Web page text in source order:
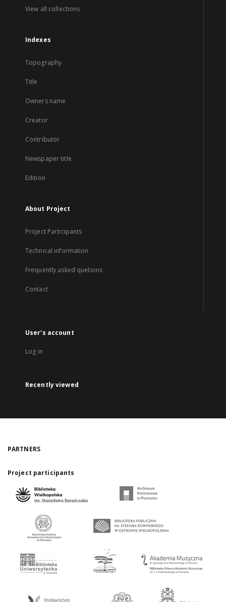
View all collections
Indexes
Topography
Title
Owners name
Creator
Contributor
Newspaper title
Edition
About Project
Project Participants
Technical information
Frequently asked quetions
Contact
User's account
Log in
Recently viewed
PARTNERS
Project participants